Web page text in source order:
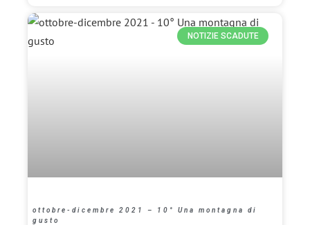
NOTIZIE SCADUTE
ottobre-dicembre 2021 – 10° Una montagna di
gusto